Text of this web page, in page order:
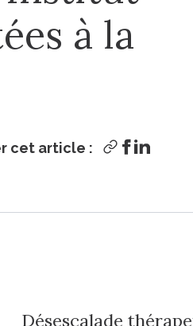
à la
cet article :
Désescalade